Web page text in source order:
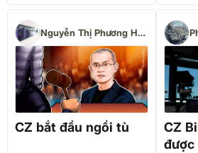
Nguyễn Thị Phương Huế
CZ bắt đầu ngồi tù
CZ
được